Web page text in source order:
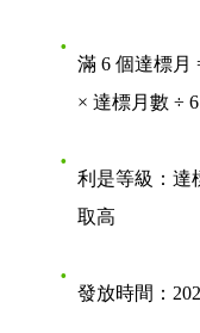
滿 6 個達標月
× 達標月數 ÷ 6
利是等級：達
取高
發放時間：